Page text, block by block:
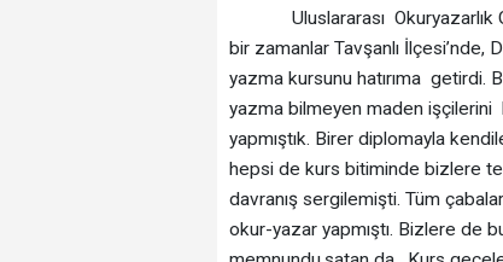
Uluslararası Okuryazarlık
bir zamanlar Tavşanlı
yazma kursunu hatırıma getirdi.
yazma bilmeyen maden
yapmıştık. Birer diplomayla
hepsi de kurs bitiminde bizlere
davranış sergilemişti. Tüm
okur-yazar yapmıştı. Bizlere de